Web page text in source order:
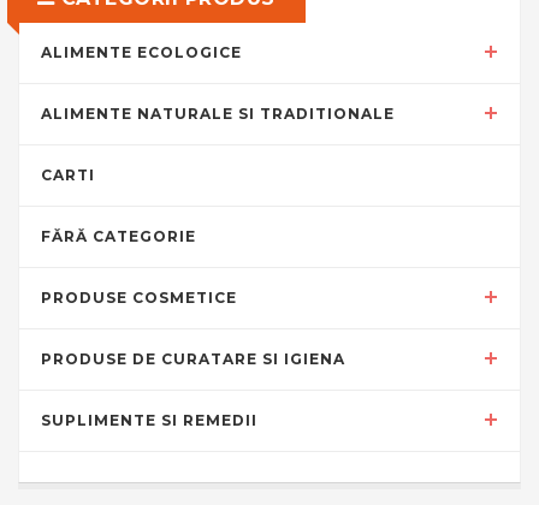
ALIMENTE ECOLOGICE
ALIMENTE NATURALE SI TRADITIONALE
CARTI
FĂRĂ CATEGORIE
PRODUSE COSMETICE
PRODUSE DE CURATARE SI IGIENA
SUPLIMENTE SI REMEDII